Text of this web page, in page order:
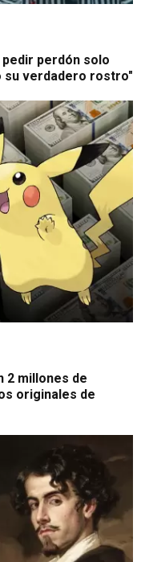
perdón solo
verdadero rostro"
2 millones de
originales de